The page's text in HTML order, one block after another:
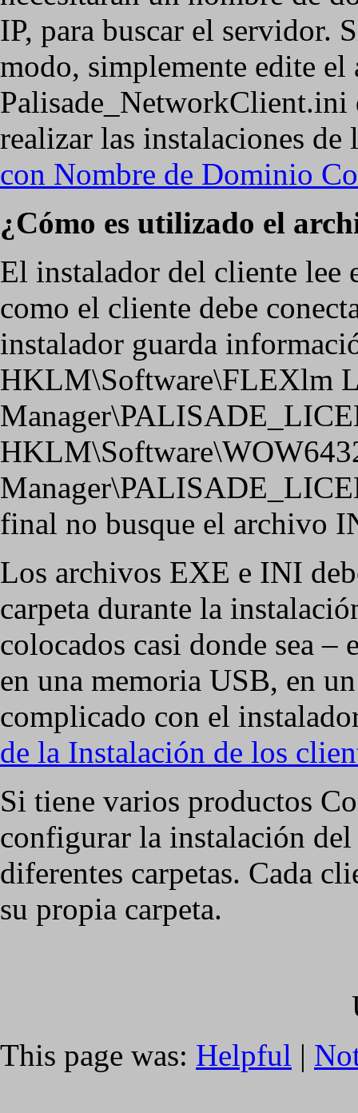
IP, para buscar el servidor.
modo, simplemente edite el
Palisade_NetworkClient.ini
realizar las instalaciones
con Nombre de Dominio
¿Cómo es utilizado el
El instalador del cliente lee
como el cliente debe
instalador guarda
HKLM\Software\FLEXlm
final no busque el archivo
Los archivos EXE e INI
carpeta durante la
colocados casi donde sea –
en una memoria USB, en
complicado con el
de la Instalación de los
Si tiene varios productos
configurar la instalación
diferentes carpetas. Cada
su propia carpeta.
This page was: Helpful |